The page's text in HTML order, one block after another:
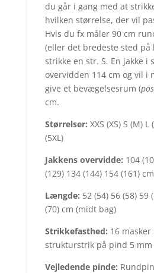
du går i gang med at
hvilken størrelse, der vil
Hvis du fx måler 90 cm
(eller det bredeste sted på
strikke en str. S. En jakke i
overvidden 114 cm og vil i
give et bevægelsesrum (
cm.
Størrelser: XXS (XS) S (M) L
(5XL)
Jakkens overvidde: 104
(129) 134 (144) 154 (161) cm
Længde: 52 (54) 56 (58) 59
(70) cm (midt bag)
Strikkefasthed: 16
strukturstrik på pind 5 mm
Vejledende pinde: